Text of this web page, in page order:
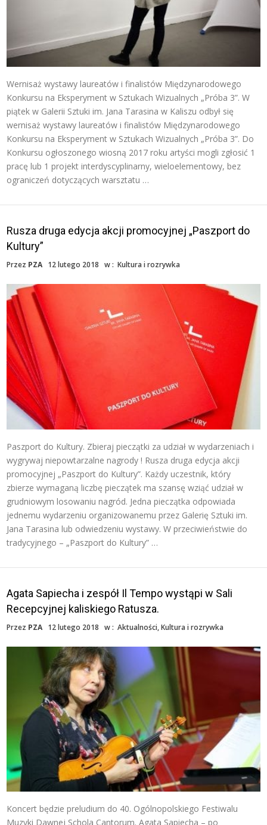
Wernisaż wystawy laureatów i finalistów Międzynarodowego
Konkursu na Eksperyment w Sztukach Wizualnych „Próba 3”. W
piątek w Galerii Sztuki im. Jana Tarasina w Kaliszu odbył się
wernisaż wystawy laureatów i finalistów Międzynarodowego
Konkursu na Eksperyment w Sztukach Wizualnych „Próba 3”. Do
Konkursu ogłoszonego wiosną 2017 roku artyści mogli zgłosić 1
pracę lub 1 projekt interdyscyplinarny, wieloelementowy, bez
ograniczeń dotyczących warsztatu …
Rusza druga edycja akcji promocyjnej „Paszport do
Kultury”
Przez PZA 12 lutego 2018 w :Kultura i rozrywka
Paszport do Kultury. Zbieraj pieczątki za udział w wydarzeniach i
wygrywaj niepowtarzalne nagrody ! Rusza druga edycja akcji
promocyjnej „Paszport do Kultury”. Każdy uczestnik, który
zbierze wymaganą liczbę pieczątek ma szansę wziąć udział w
grudniowym losowaniu nagród. Jedna pieczątka odpowiada
jednemu wydarzeniu organizowanemu przez Galerię Sztuki im.
Jana Tarasina lub odwiedzeniu wystawy. W przeciwieństwie do
tradycyjnego – „Paszport do Kultury” …
Agata Sapiecha i zespół Il Tempo wystąpi w Sali
Recepcyjnej kaliskiego Ratusza.
Przez PZA 12 lutego 2018 w :Aktualności,Kultura i rozrywka
Koncert będzie preludium do 40. Ogólnopolskiego Festiwalu
Muzyki Dawnej Schola Cantorum. Agata Sapiecha – po